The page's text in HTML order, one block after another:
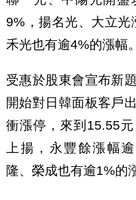
9%，揚名光、大立
禾光也有逾4%的漲幅。
受惠於股東會宣布新
開始對日韓面板客戶
衝漲停，來到15.55
上揚，永豐餘漲幅
隆、榮成也有逾1%的